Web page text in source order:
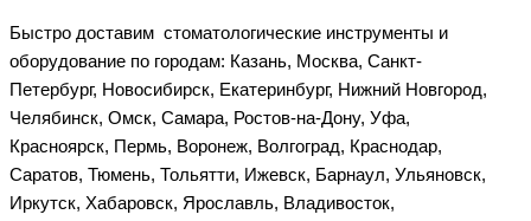
Быстро доставим стоматологические инструменты и
оборудование по городам: Казань, Москва, Санкт-
Петербург, Новосибирск, Екатеринбург, Нижний Новгород,
Челябинск, Омск, Самара, Ростов-на-Дону, Уфа,
Красноярск, Пермь, Воронеж, Волгоград, Краснодар,
Саратов, Тюмень, Тольятти, Ижевск, Барнаул, Ульяновск,
Иркутск, Хабаровск, Ярославль, Владивосток,